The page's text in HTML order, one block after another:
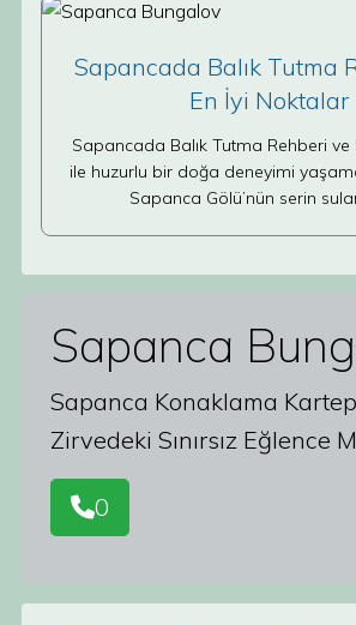
Sapancada Balık Tutma
En İyi Noktalar
Sapancada Balık Tutma Rehberi ve
ile huzurlu bir doğa deneyimi
Sapanca Gölü’nün serin
Sapanca
Sapanca Konaklama
Zirvedeki Sınırsız Eğlence
0